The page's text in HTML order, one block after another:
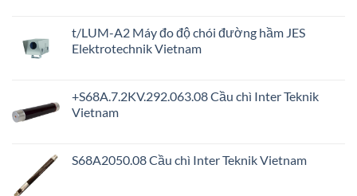
t/LUM-A2 Máy đo độ chói đường hầm JES
Elektrotechnik Vietnam
+S68A.7.2KV.292.063.08 Cầu chì Inter Teknik
Vietnam
S68A2050.08 Cầu chì Inter Teknik Vietnam